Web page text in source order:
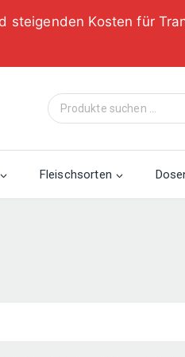
steigenden Kosten für
Suche
nach:
Fleischsorten